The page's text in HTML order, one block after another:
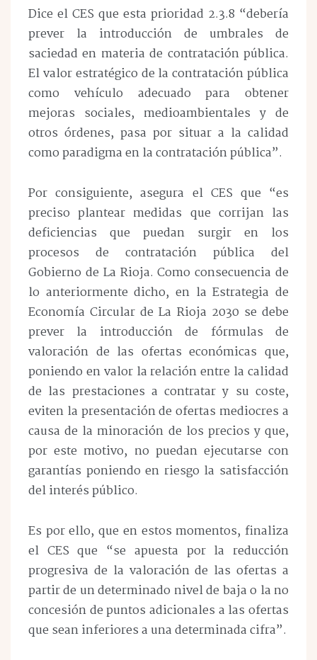
Dice el CES que esta prioridad 2.3.8 “debería
prever la introducción de umbrales de
saciedad en materia de contratación pública.
El valor estratégico de la contratación pública
como vehículo adecuado para obtener
mejoras sociales, medioambientales y de
otros órdenes, pasa por situar a la calidad
como paradigma en la contratación pública”.
Por consiguiente, asegura el CES que “es
preciso plantear medidas que corrijan las
deficiencias que puedan surgir en los
procesos de contratación pública del
Gobierno de La Rioja. Como consecuencia de
lo anteriormente dicho, en la Estrategia de
Economía Circular de La Rioja 2030 se debe
prever la introducción de fórmulas de
valoración de las ofertas económicas que,
poniendo en valor la relación entre la calidad
de las prestaciones a contratar y su coste,
eviten la presentación de ofertas mediocres a
causa de la minoración de los precios y que,
por este motivo, no puedan ejecutarse con
garantías poniendo en riesgo la satisfacción
del interés público.
Es por ello, que en estos momentos, finaliza
el CES que “se apuesta por la reducción
progresiva de la valoración de las ofertas a
partir de un determinado nivel de baja o la no
concesión de puntos adicionales a las ofertas
que sean inferiores a una determinada cifra”.